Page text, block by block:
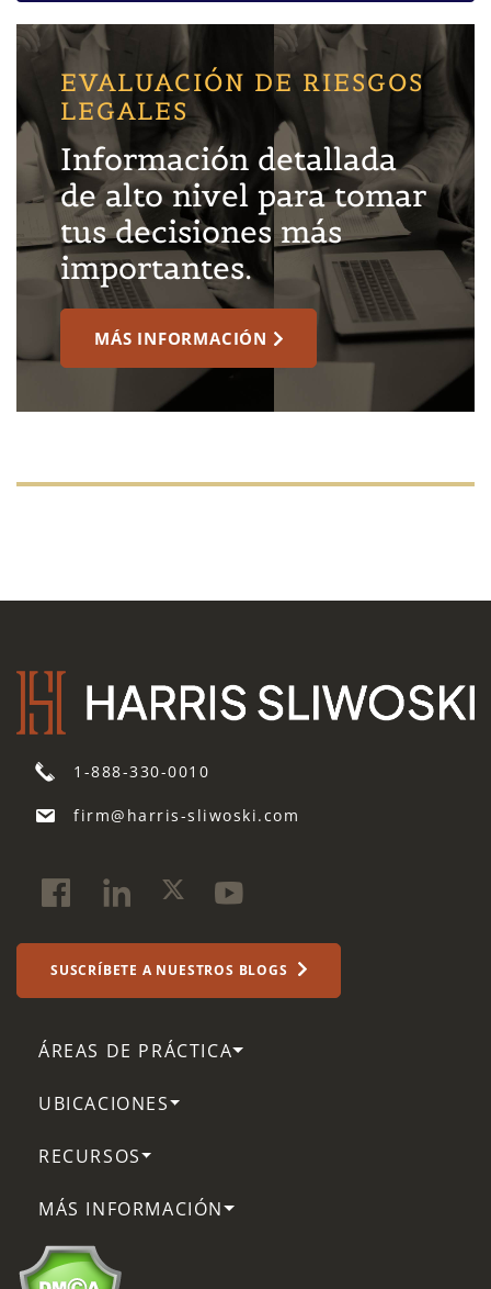
EVALUACIÓN DE RIESGOS
LEGALES
Información detallada
de alto nivel para tomar
tus decisiones más
importantes.
MÁS INFORMACIÓN
1-888-330-0010
firm@harris-sliwoski.com
SUSCRÍBETE A NUESTROS BLOGS
ÁREAS DE PRÁCTICA
UBICACIONES
RECURSOS
MÁS INFORMACIÓN